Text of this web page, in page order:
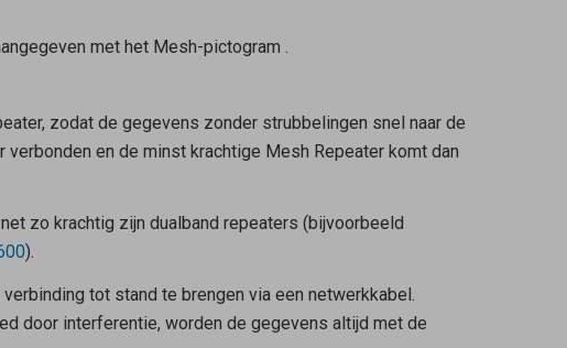
met het Mesh-pictogram .
zodat de gegevens zonder strubbelingen snel naar de
verbonden en de minst krachtige Mesh Repeaterkomt dan
zo krachtig zijn dualband repeaters (bijvoorbeeld
).
tot stand te brengen via een netwerkkabel.
door interferentie, worden de gegevens altijd met de